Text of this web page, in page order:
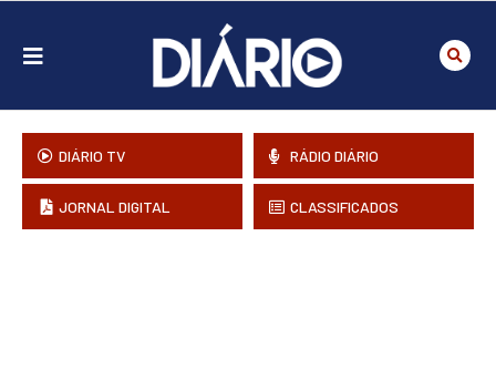
DIÁRIO TV RÁDIO DIÁRIO
JORNAL DIGITAL CLASSIFICADOS